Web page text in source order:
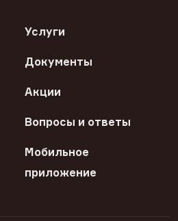
Услуги
Документы
Акции
Вопросы и ответы
Мобильное
приложение